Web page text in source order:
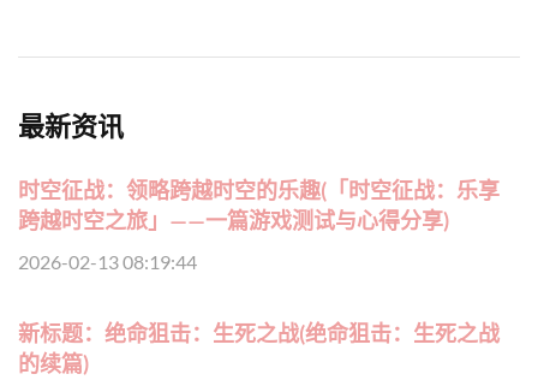
最新资讯
时空征战：领略跨越时空的乐趣(「时空征战：乐享
跨越时空之旅」——一篇游戏测试与心得分享)
2026-02-13 08:19:44
新标题：绝命狙击：生死之战(绝命狙击：生死之战
的续篇)